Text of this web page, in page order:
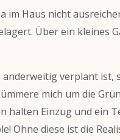
im Haus nicht
Über ein kleines
verplant ist,
mich um die
halten Einzug und ein
Ohne diese ist die